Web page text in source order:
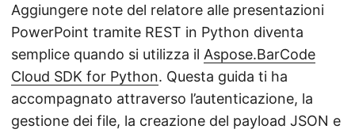
Aggiungere note del relatore alle presentazioni
PowerPoint tramite REST in Python diventa
semplice quando si utilizza il Aspose.BarCode
Cloud SDK for Python. Questa guida ti ha
accompagnato attraverso l’autenticazione, la
gestione dei file, la creazione del payload JSON e